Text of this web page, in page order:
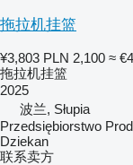
拖拉机挂篮
¥3,803 PLN 2,100 ≈
拖拉机挂篮
2025
波兰, Słupia
Przedsiębiorstwo
Dziekan
联系卖方